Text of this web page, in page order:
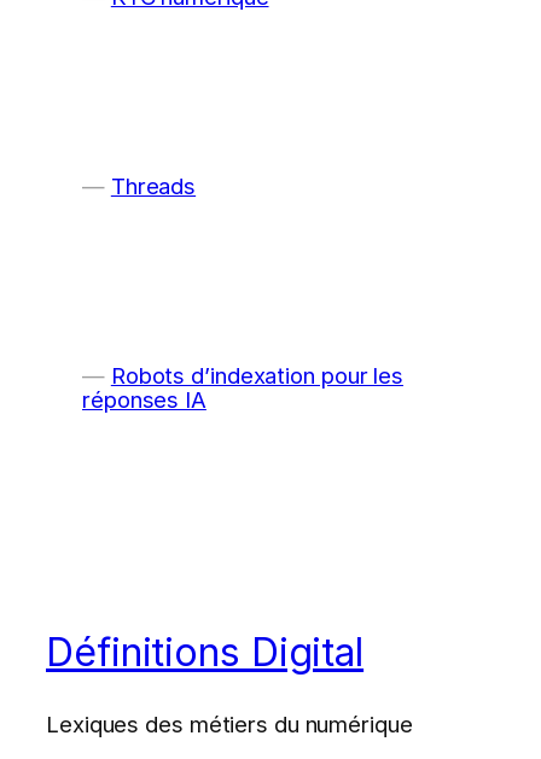
Threads
Robots d’indexation pour les
réponses IA
Définitions Digital
Lexiques des métiers du numérique